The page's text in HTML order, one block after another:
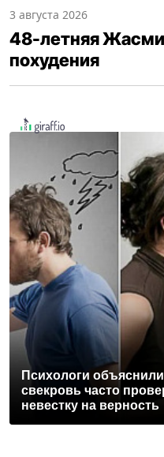
3 августа 2026
48-летняя
похудения
Психологи
свекровь часто
невестку на верность